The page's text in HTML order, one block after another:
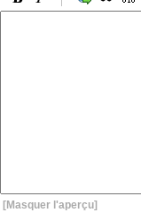
[Masquer l'aperçu]